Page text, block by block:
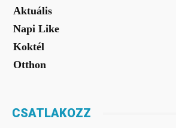
Aktuális
Napi Like
Koktél
Otthon
CSATLAKOZZ